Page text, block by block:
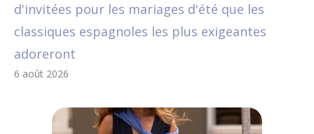
d'invitées pour les mariages d'été que les
classiques espagnoles les plus exigeantes
adoreront
6 août 2026